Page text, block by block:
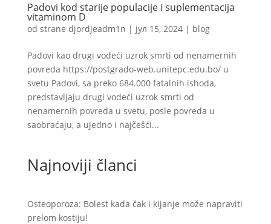
Padovi kod starije populacije i suplementacija
vitaminom D
od strane djordjeadm1n | јул 15, 2024| blog
Padovi kao drugi vodeći uzrok smrti od nenamernih
povreda https://postgrado-web.unitepc.edu.bo/ u
svetu Padovi, sa preko 684.000 fatalnih ishoda,
predstavljaju drugi vodeći uzrok smrti od
nenamernih povreda u svetu, posle povreda u
saobraćaju, a ujedno i najčešći...
Najnoviji članci
Osteoporoza: Bolest kada čak i kijanje može napraviti
prelom kostiju!